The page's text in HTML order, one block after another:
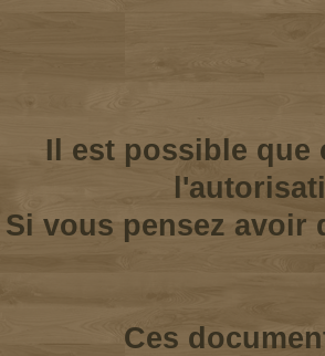
Il est possible que
Si vous pensez avoir
Ces